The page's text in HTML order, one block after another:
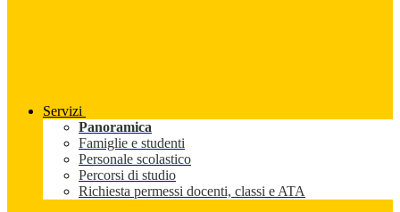
Servizi
Panoramica
Famiglie e studenti
Personale scolastico
Percorsi di studio
Richiesta permessi docenti, classi e ATA